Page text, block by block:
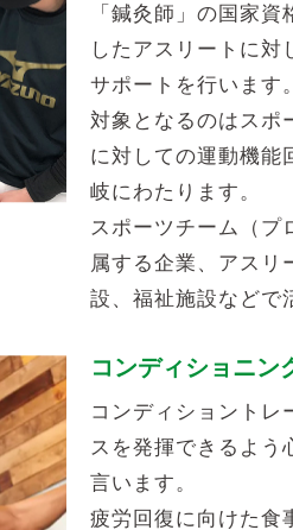
「鍼灸師」の国家
したアスリートに対
サポートを行います。
対象となるのはスポ
に対しての運動機能
岐にわたります。
スポーツチーム（プ
属する企業、アスリ
設、福祉施設などで
コンディショニン
コンディショントレ
スを発揮できるよう
言います。
疲労回復に向けた食